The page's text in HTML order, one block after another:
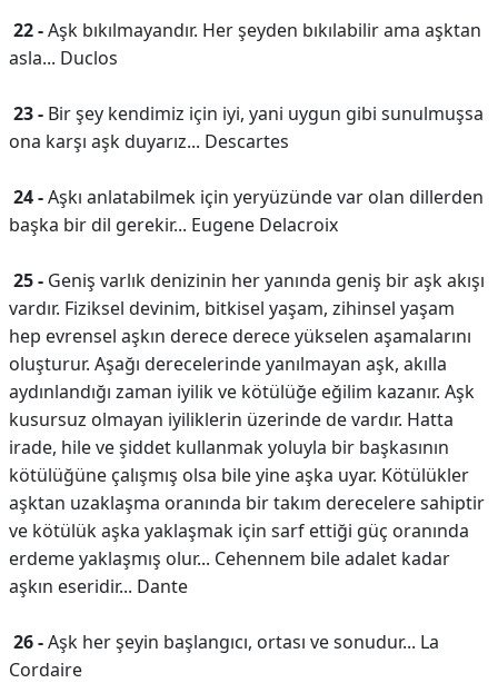
22 -Aşk bıkılmayandır. Her şeyden bıkılabilir ama aşktan
asla... Duclos
23 - Bir şey kendimiz için iyi, yani uygun gibi sunulmuşsa
ona karşı aşk duyarız... Descartes
24 -Aşkı anlatabilmek için yeryüzünde var olan dillerden
başka bir dil gerekir... Eugene Delacroix
25 - Geniş varlık denizinin her yanında geniş bir aşk akışı
vardır. Fiziksel devinim, bitkisel yaşam, zihinsel yaşam
hep evrensel aşkın derece derece yükselen aşamalarını
oluşturur. Aşağı derecelerinde yanılmayan aşk, akılla
aydınlandığı zaman iyilik ve kötülüğe eğilim kazanır. Aşk
kusursuz olmayan iyiliklerin üzerinde de vardır. Hatta
irade, hile ve şiddet kullanmak yoluyla bir başkasının
kötülüğüne çalışmış olsa bile yine aşka uyar. Kötülükler
aşktan uzaklaşma oranında bir takım derecelere sahiptir
ve kötülük aşka yaklaşmak için sarf ettiği güç oranında
erdeme yaklaşmış olur... Cehennem bile adalet kadar
aşkın eseridir... Dante
26 -Aşk her şeyin başlangıcı, ortası ve sonudur... La
Cordaire